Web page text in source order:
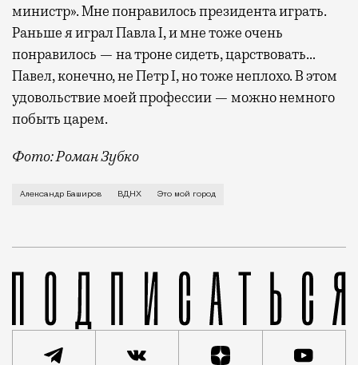
министр». Мне понравилось президента играть.
Раньше я играл Павла I, и мне тоже очень
понравилось — на троне сидеть, царствовать…
Павел, конечно, не Петр I, но тоже неплохо. В этом
удовольствие моей профессии — можно немного
побыть царем.
Фото: Роман Зубко
О работе в Кремле, несмешном юморе москвичей, о
Александр Баширов ВДНХ Это мой город